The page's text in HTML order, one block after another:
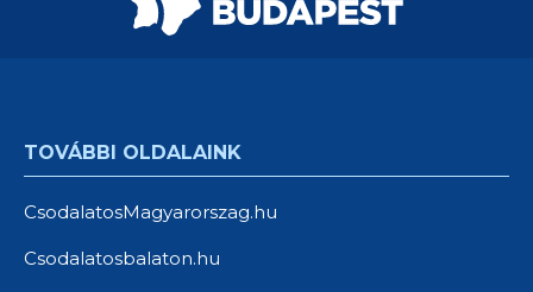
TOVÁBBI OLDALAINK
CsodalatosMagyarorszag.hu
Csodalatosbalaton.hu